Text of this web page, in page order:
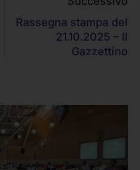
Rassegna stampa del
21.10.2025 – Il
Gazzettino